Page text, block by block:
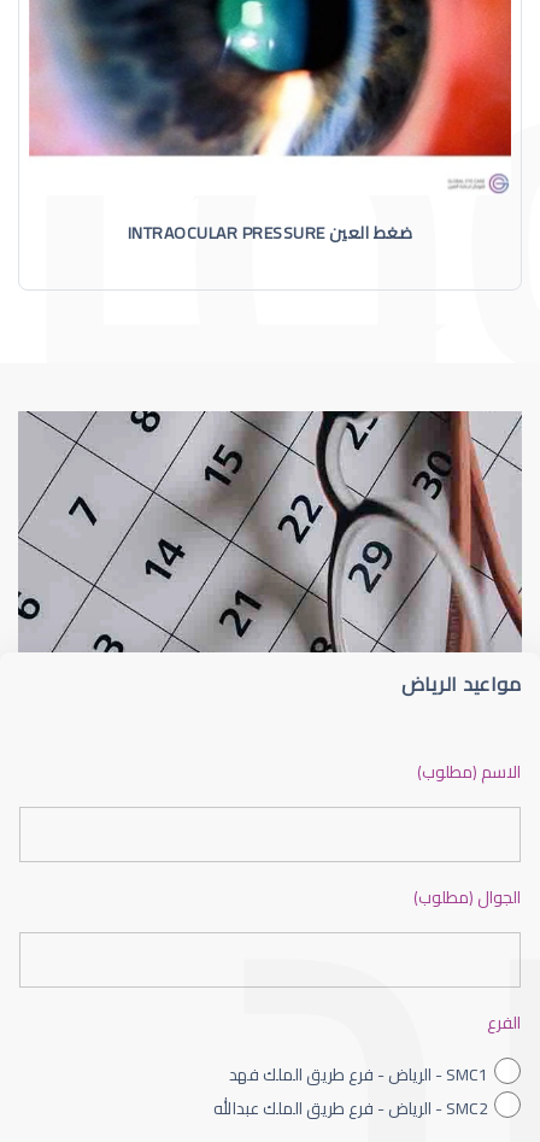
ضغط العين INTRAOCULAR PRESSURE
الماء الأزرق الماء الأزرق
مواعيد الرياض
الاسم (مطلوب)
الجوال (مطلوب)
الفرع
SMC1 - الرياض - فرع طريق الملك فهد
SMC2 - الرياض - فرع طريق الملك عبدالله